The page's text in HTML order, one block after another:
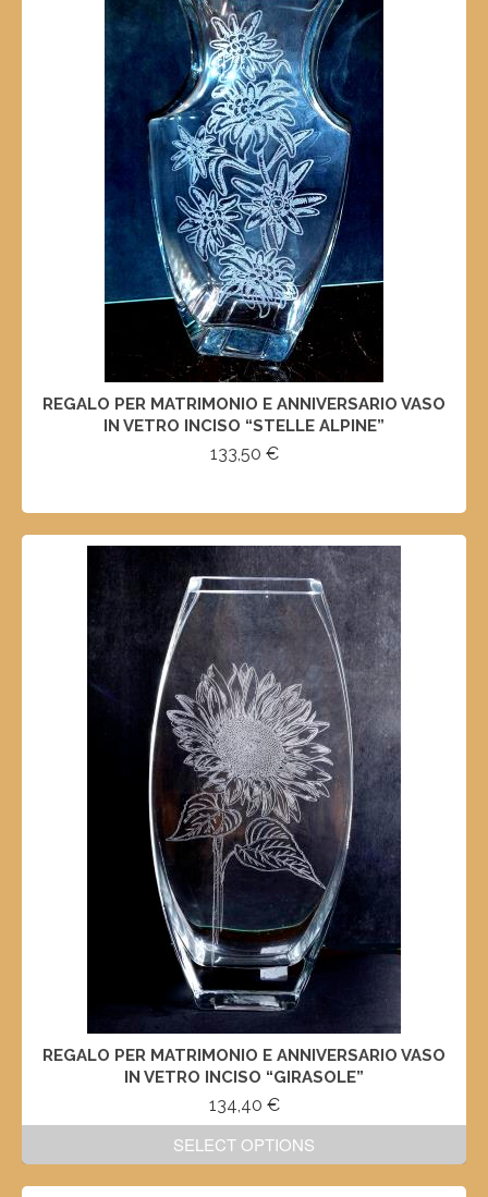
REGALO PER MATRIMONIO E ANNIVERSARIO VASO
IN VETRO INCISO “STELLE ALPINE”
133,50 €
REGALO PER MATRIMONIO E ANNIVERSARIO VASO
IN VETRO INCISO “GIRASOLE”
134,40 €
SELECT OPTIONS